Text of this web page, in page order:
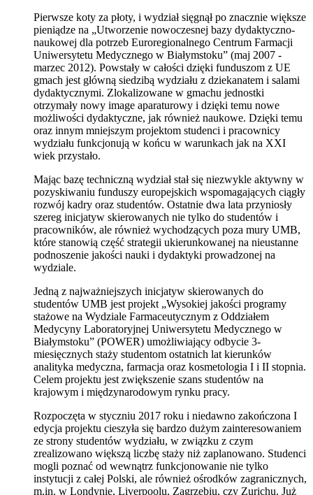
Pierwsze koty za płoty, i wydział sięgnął po znacznie większe
pieniądze na „Utworzenie nowoczesnej bazy dydaktyczno-
naukowej dla potrzeb Euroregionalnego Centrum Farmacji
Uniwersytetu Medycznego w Białymstoku” (maj 2007 -
marzec 2012). Powstały w całości dzięki funduszom z UE
gmach jest główną siedzibą wydziału z dziekanatem i salami
dydaktycznymi. Zlokalizowane w gmachu jednostki
otrzymały nowy image aparaturowy i dzięki temu nowe
możliwości dydaktyczne, jak również naukowe. Dzięki temu
oraz innym mniejszym projektom studenci i pracownicy
wydziału funkcjonują w końcu w warunkach jak na XXI
wiek przystało.
Mając bazę techniczną wydział stał się niezwykle aktywny w
pozyskiwaniu funduszy europejskich wspomagających ciągły
rozwój kadry oraz studentów. Ostatnie dwa lata przyniosły
szereg inicjatyw skierowanych nie tylko do studentów i
pracowników, ale również wychodzących poza mury UMB,
które stanowią część strategii ukierunkowanej na nieustanne
podnoszenie jakości nauki i dydaktyki prowadzonej na
wydziale.
Jedną z najważniejszych inicjatyw skierowanych do
studentów UMB jest projekt „Wysokiej jakości programy
stażowe na Wydziale Farmaceutycznym z Oddziałem
Medycyny Laboratoryjnej Uniwersytetu Medycznego w
Białymstoku” (POWER) umożliwiający odbycie 3-
miesięcznych staży studentom ostatnich lat kierunków
analityka medyczna, farmacja oraz kosmetologia I i II stopnia.
Celem projektu jest zwiększenie szans studentów na
krajowym i międzynarodowym rynku pracy.
Rozpoczęta w styczniu 2017 roku i niedawno zakończona I
edycja projektu cieszyła się bardzo dużym zainteresowaniem
ze strony studentów wydziału, w związku z czym
zrealizowano większą liczbę staży niż zaplanowano. Studenci
mogli poznać od wewnątrz funkcjonowanie nie tylko
instytucji z całej Polski, ale również ośrodków zagranicznych,
m.in. w Londynie, Liverpoolu, Zagrzebiu, czy Zurichu. Już